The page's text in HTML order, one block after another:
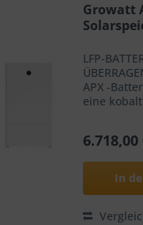
Growatt
LFP-
APX -
eine
und
In